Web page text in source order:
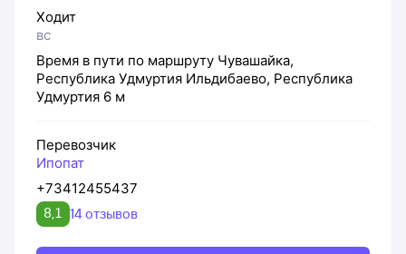
Ходит
вс
Время в пути по маршруту Чувашайка,
Республика Удмуртия Ильдибаево, Республика
Удмуртия 6 м
Перевозчик
Ипопат
+73412455437
8,1 14 отзывов